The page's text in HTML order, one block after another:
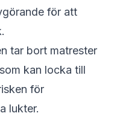
för att
tar bort matrester
kan locka till
för
lukter.